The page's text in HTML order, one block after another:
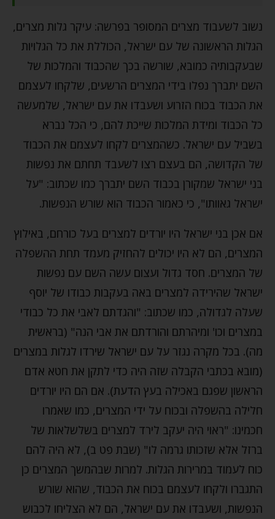
נשוב לשעבוד מצרים המסופר בפרשה: עיקר גלות מצרים,
הגלות הראשונה של עם ישראל, הכוללת את כל הגלויות
שבעקבותיה כמובא, שורשה בכך שהכבוד והמלכות של
השם יתברך נפלו בידי המצרים הרשעים, שלקחו לעצמם
את הכבוד בכוח הזרוע ושעבדו את עם ישראל, שלמעשה
כל הכבוד ומידת המלכות שייכת להם, כי הכל נברא
בשביל עם ישראל. כשהמצרים לקחו לעצמם את הכבוד
של הקדושה, הם בעצם רצו לשעבד תחתם את נפשות
בני ישראל שמקורן בכבוד השם יתברך כמו שכתוב: "על
ישראל גאוותו", כי כאמור הכבוד הוא שורש הנפשות.
אם אכן בני ישראל היו יורדים למצרים בעל כורחם, באילוץ
המצרים, הם לא היו יכולים להחזיק מעמד תחת ההשפלה
של המצרים. חסד גדול ועצום עשה השם עם נפשות
ישראל שהירידה למצרים באה בעקבות כבודו של יוסף
שעלה לגדולה, כמו שכתוב: "והגדתם לאבי את כל כבודי
במצרים וכו' ומיהרתם והורדתם את אבי הנה" (בראשית
מה). בכל מקרה נגזר על עם ישראל שירדו לגלות במצרים
(מובא בכתבי הקבלה שזה היה כדי לתקן את חטא אדם
הראשון שפגם באכילה בעץ הדעת). אם הם היו יורדים
חלילה בהשפלה ובכוח על ידי המצרים, כמו שאמרו
חכמינו: "ראוי היה יעקב לירד למצרים בשלשלאות של
ברזל אלא שזכותו גרמה לו" (שבת פט ב), לא היה להם
כוח לעמוד במרירות הגלות. למרות שבהמשך המצרים כן
התגברו ולקחו לעצמם בכוח את הכבוד, שהוא שורש
הנפשות, ושעבדו את עם ישראל, הם לא הצליחו לכבוש